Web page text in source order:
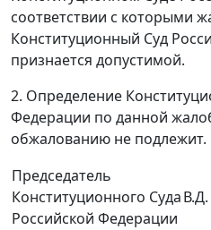
соответствии с которыми
Конституционный Суд
признается допустимой.
2. Определение
Федерации по данной
обжалованию не подлежит.
Председатель
Конституционного Суда
Российской Федерации